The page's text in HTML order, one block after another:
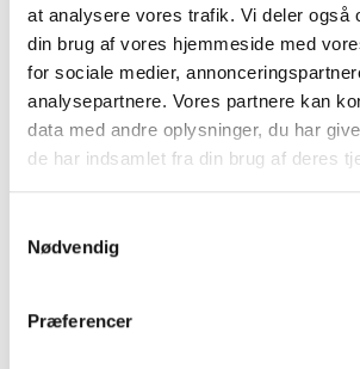
at analysere vores trafik. Vi deler også
din brug af vores hjemmeside med
for sociale medier,
analysepartnere. Vores partnere kan
data med andre oplysninger, du har
de har indsamlet fra din brug af deres
Nødvendig
Præferencer